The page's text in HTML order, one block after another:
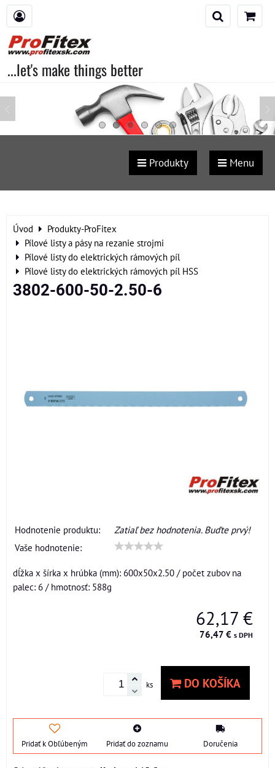
...let's make things better
Produkty Menu
Úvod
Produkty-ProFitex
Pílové listy a pásy na rezanie strojmi
Pílové listy do elektrických rámových píl
Pílové listy do elektrických rámových píl HSS
3802-600-50-2.50-6
Hodnotenie produktu:
Zatiaľ bez hodnotenia. Buďte prvý!
Vaše hodnotenie:
dĺžka x šírka x hrúbka (mm): 600x50x2.50 / počet zubov na
palec: 6 / hmotnosť: 588g
62,17 €
76,47 € s DPH
ks DO KOŠÍKA
Pridať k Obľúbeným Pridať do zoznamu Doručenia